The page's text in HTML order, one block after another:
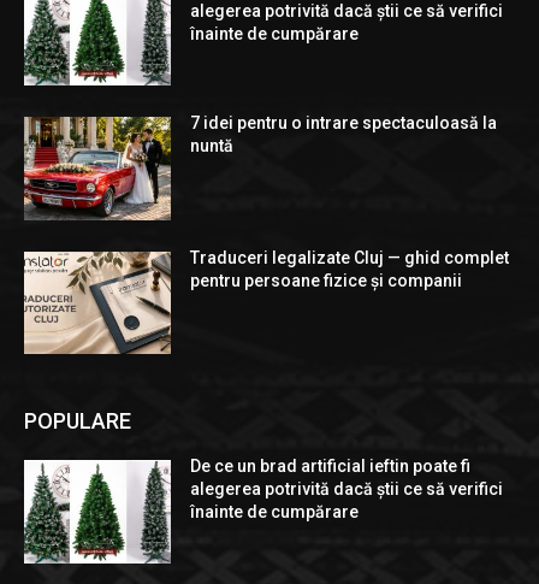
alegerea potrivită dacă știi ce să verifici
înainte de cumpărare
7 idei pentru o intrare spectaculoasă la
nuntă
Traduceri legalizate Cluj — ghid complet
pentru persoane fizice și companii
POPULARE
De ce un brad artificial ieftin poate fi
alegerea potrivită dacă știi ce să verifici
înainte de cumpărare